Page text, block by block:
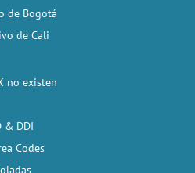
de Bogotá
de Cali
no existen
& DDI
Codes